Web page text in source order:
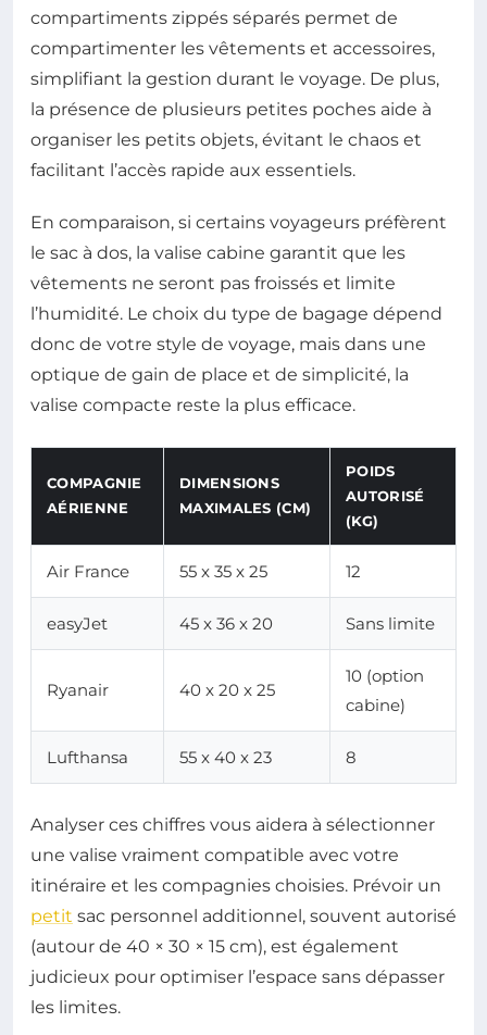
compartiments zippés séparés permet de
compartimenter les vêtements et accessoires,
simplifiant la gestion durant le voyage. De plus,
la présence de plusieurs petites poches aide à
organiser les petits objets, évitant le chaos et
facilitant l’accès rapide aux essentiels.
En comparaison, si certains voyageurs préfèrent
le sac à dos, la valise cabine garantit que les
vêtements ne seront pas froissés et limite
l’humidité. Le choix du type de bagage dépend
donc de votre style de voyage, mais dans une
optique de gain de place et de simplicité, la
valise compacte reste la plus efficace.
COMPAGNIE
AÉRIENNE
DIMENSIONS
MAXIMALES (CM)
POIDS
AUTORISÉ
(KG)
Air France 55 x 35 x 25 12
easyJet 45 x 36 x 20 Sans limite
Ryanair 40 x 20 x 25
10 (option
cabine)
Lufthansa 55 x 40 x 23 8
Analyser ces chiffres vous aidera à sélectionner
une valise vraiment compatible avec votre
itinéraire et les compagnies choisies. Prévoir un
petit sac personnel additionnel, souvent autorisé
(autour de 40 × 30 × 15 cm), est également
judicieux pour optimiser l’espace sans dépasser
les limites.